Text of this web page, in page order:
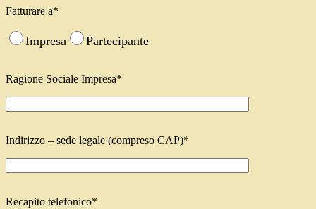
Fatturare a*
Impresa Partecipante
Ragione Sociale Impresa*
Indirizzo – sede legale (compreso CAP)*
Recapito telefonico*